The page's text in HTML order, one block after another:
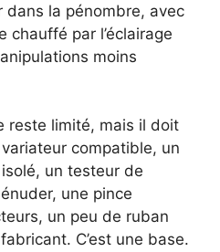
dans la pénombre, avec
chauffé par l’éclairage
moins
reste limité, mais il doit
compatible, un
un testeur de
une pince
un peu de ruban
C’est une base.